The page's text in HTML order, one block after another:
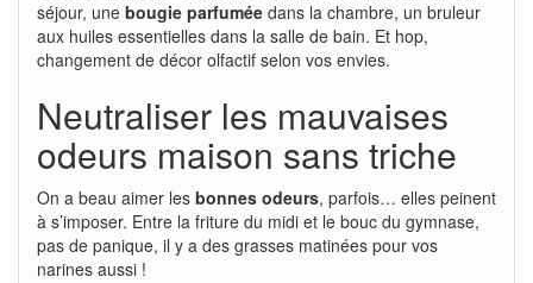
séjour, une bougie parfumée dans la chambre, un bruleur
aux huiles essentielles dans la salle de bain. Et hop,
changement de décor olfactif selon vos envies.
Neutraliser les mauvaises
odeurs maison sans triche
On a beau aimer les bonnes odeurs, parfois… elles peinent
à s’imposer. Entre la friture du midi et le bouc du gymnase,
pas de panique, il y a des grasses matinées pour vos
narines aussi !